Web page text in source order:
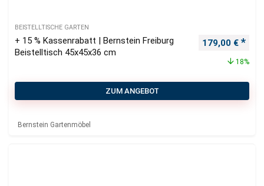
BEISTELLTISCHE GARTEN
+ 15 % Kassenrabatt | Bernstein Freiburg
Beistelltisch 45x45x36 cm
179,00 €
18%
ZUM ANGEBOT
Bernstein Gartenmöbel